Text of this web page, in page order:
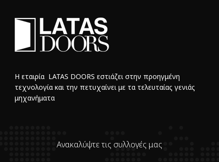
Η εταιρία LATAS DOORS εστιάζει στην προηγμένη
τεχνολογία και την πετυχαίνει με τα τελευταίας γενιάς
μηχανήματα
Ανακαλύψτε τις συλλογές μας